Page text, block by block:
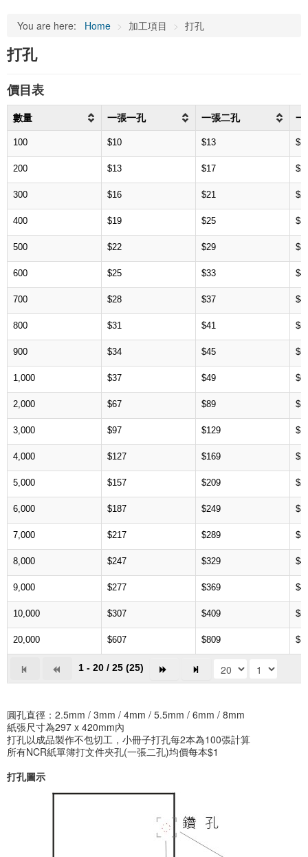
You are here: Home > 加工項目 > 打孔
打孔
價目表
數量 一張一孔 一張二孔 一
100 $10 $13
200 $13 $17
300 $16 $21
400 $19 $25
500 $22 $29
600 $25 $33
700 $28 $37
800 $31 $41
900 $34 $45
1,000 $37 $49
2,000 $67 $89
3,000 $97 $129
4,000 $127 $169
5,000 $157 $209
6,000 $187 $249
7,000 $217 $289
8,000 $247 $329
9,000 $277 $369
10,000 $307 $409
20,000 $607 $809
1 - 20 / 25 (25)
圓孔直徑：2.5mm / 3mm / 4mm / 5.5mm / 6mm / 8mm
紙張尺寸為297 x 420mm內
打孔以成品製作不包切工，小冊子打孔每2本為100張計算
所有NCR紙單簿打文件夾孔(一張二孔)均價每本$1
打孔圖示